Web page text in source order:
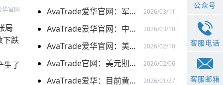
华官网
局
下跌
生了
AvaTrade爱华官网：军事行动的担忧下，黄金价格持续上涨 2026/03/11
AvaTrade爱华官网：中东局势以及避险需求下，黄金价格走势稳健 2026/03/10
AvaTrade爱华官网：美元走弱以及就业数据疲软，美股三大指数集体上涨 2026/02/10
AvaTrade官网：美元期货走强的情况下，现货黄金价格探底回升 2026/02/06
AvaTrade爱华：目前黄金价格涨势延续，关注全球市场变化 2026/01/27
公众号
客服电话
客服邮箱